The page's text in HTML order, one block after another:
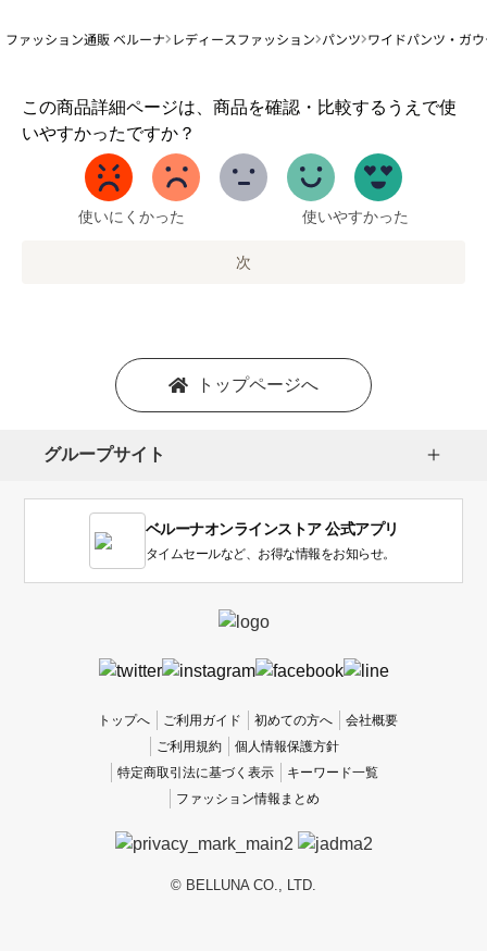
ファッション通販 ベルーナ レディースファッション パンツ ワイドパンツ・ガ
この商品詳細ページは、商品を確認・比較するうえで使
いやすかったですか？
1
か
い
使いにくかった 使いやすかった
次
トップページへ
グループサイト
ベルーナオンラインストア 公式アプリ
タイムセールなど、お得な情報をお知らせ。
トップへ ご利用ガイド 初めての方へ
会社概要
ご利用規約
個人情報保護方針
特定商取引法に基づく表示
キーワード一覧
ファッション情報まとめ
© BELLUNA CO., LTD.